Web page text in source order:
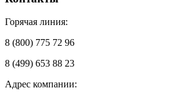
Горячая линия:
8 (800) 775 72 96
8 (499) 653 88 23
Адрес компании: